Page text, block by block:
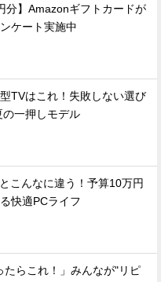
分】Amazonギフトカードが
ケート実施中
TVはこれ！失敗しない選び
一押しモデル
こんなに違う！予算10万円
快適PCライフ
たらこれ！」みんなが"リピ